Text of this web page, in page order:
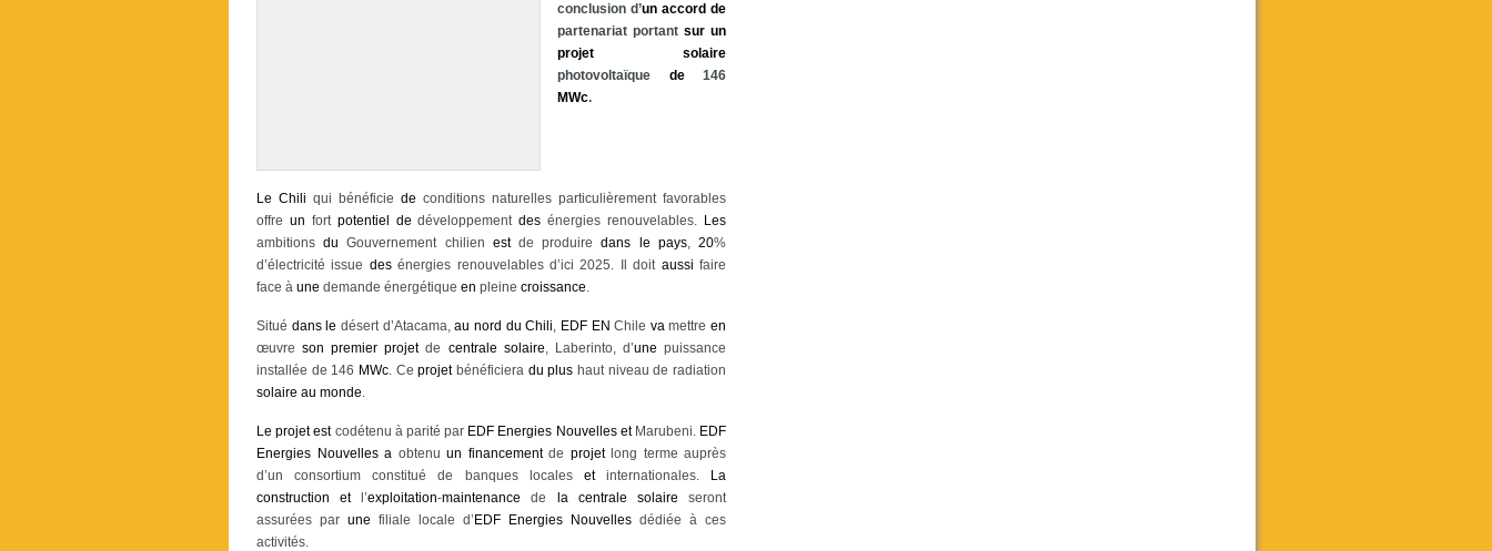
conclusion d’un accord de
partenariat portant sur un
projet
solaire
photovoltaïque de146
MWc.
Le Chili qui bénéficie de conditions naturelles particulièrement favorables
offre un fort potentiel de développementdes énergies renouvelables. Les
ambitionsdu Gouvernement chilien estde produiredans le pays,20%
d’électricité issue desénergies renouvelables d’ici 2025. Il doit aussi faire
face à une demande énergétique en pleine croissance.
Situé dans le désert d’Atacama,au nord du Chili, EDF EN Chile vamettreen
œuvreson premier projetde centrale solaire, Laberinto, d’une puissance
installée de 146 MWc. Ceprojetbénéficiera du plus haut niveau de radiation
solaire au monde.
Le projet estcodétenu à parité par EDF Energies Nouvelles etMarubeni. EDF
Energies Nouvelles a obtenu un financementde projetlong terme auprès
d’un consortium constitué de banques locales etinternationales.
La
construction
etl’exploitation-maintenance de la centrale solaire seront
assurées par une filiale locale d’ EDF Energies Nouvelles dédiée à ces
activités.